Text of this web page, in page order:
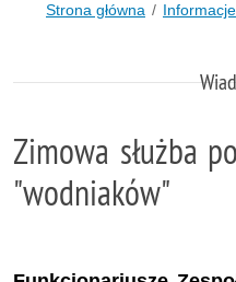
Strona główna Informacje
Zimowa służba
"wodniaków"